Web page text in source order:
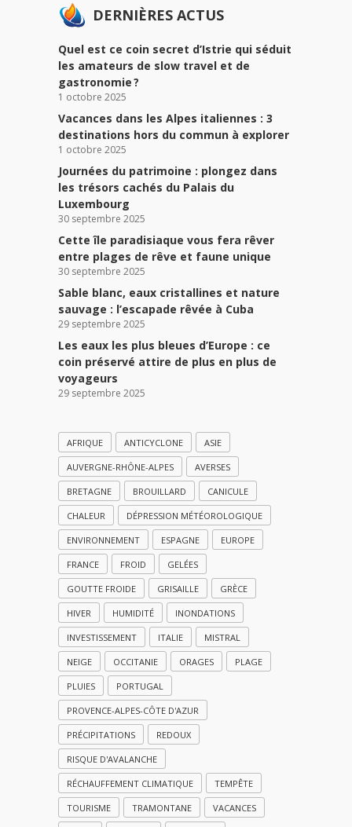
DERNIÈRES ACTUS
Quel est ce coin secret d’Istrie qui séduit
les amateurs de slow travel et de
gastronomie ?
1 octobre 2025
Vacances dans les Alpes italiennes : 3
destinations hors du commun à explorer
1 octobre 2025
Journées du patrimoine : plongez dans
les trésors cachés du Palais du
Luxembourg
30 septembre 2025
Cette île paradisiaque vous fera rêver
entre plages de rêve et faune unique
30 septembre 2025
Sable blanc, eaux cristallines et nature
sauvage : l’escapade rêvée à Cuba
29 septembre 2025
Les eaux les plus bleues d’Europe : ce
coin préservé attire de plus en plus de
voyageurs
29 septembre 2025
AFRIQUE ANTICYCLONE ASIE
AUVERGNE-RHÔNE-ALPES AVERSES
BRETAGNE BROUILLARD CANICULE
CHALEUR DÉPRESSION MÉTÉOROLOGIQUE
ENVIRONNEMENT ESPAGNE EUROPE
FRANCE FROID GELÉES
GOUTTE FROIDE GRISAILLE GRÈCE
HIVER HUMIDITÉ INONDATIONS
INVESTISSEMENT ITALIE MISTRAL
NEIGE OCCITANIE ORAGES PLAGE
PLUIES PORTUGAL
PROVENCE-ALPES-CÔTE D'AZUR
PRÉCIPITATIONS REDOUX
RISQUE D'AVALANCHE
RÉCHAUFFEMENT CLIMATIQUE TEMPÊTE
TOURISME TRAMONTANE VACANCES